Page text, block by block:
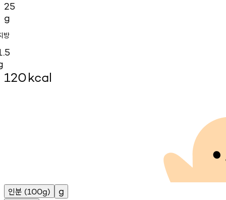
25
g
방
120kcal
인분 (100g) g